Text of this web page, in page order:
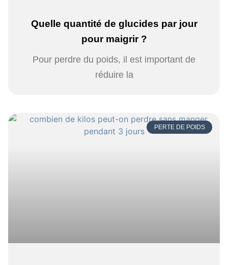
Quelle quantité de glucides par jour
pour maigrir ?
Pour perdre du poids, il est important de
réduire la
PERTE DE POIDS